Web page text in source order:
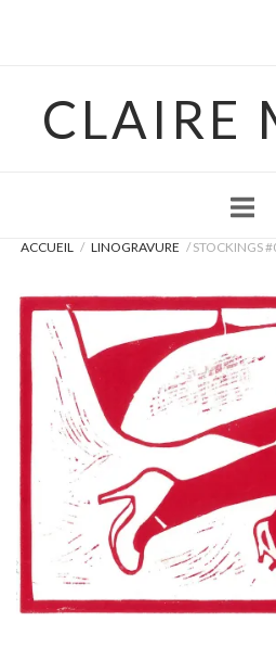
CLAIRE
ACCUEIL / LINOGRAVURE / STOCKINGS